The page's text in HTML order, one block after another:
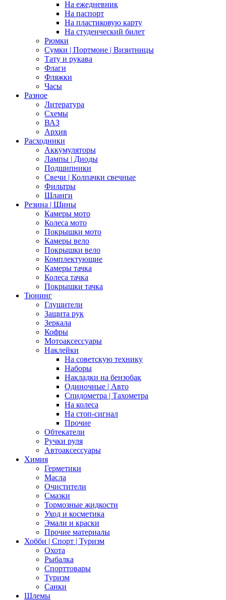
На ежедневник
На паспорт
На пластиковую карту
На студенческий билет
Рюмки
Сумки | Портмоне | Визитницы
Тату и рукава
Флаги
Фляжки
Часы
Разное
Литература
Схемы
ВАЗ
Архив
Расходники
Аккумуляторы
Лампы | Диоды
Подшипники
Свечи | Колпачки свечные
Фильтры
Шланги
Резина | Шины
Камеры мото
Колеса мото
Покрышки мото
Камеры вело
Покрышки вело
Комплектующие
Камеры тачка
Колеса тачка
Покрышки тачка
Тюнинг
Глушители
Защита рук
Зеркала
Кофры
Мотоаксессуары
Наклейки
На советскую технику
Наборы
Накладки на бензобак
Одиночные | Авто
Спидометра | Тахометра
На колеса
На стоп-сигнал
Прочие
Обтекатели
Ручки руля
Автоаксессуары
Химия
Герметики
Масла
Очистители
Смазки
Тормозные жидкости
Уход и косметика
Эмали и краски
Прочие материалы
Хобби | Cпорт | Туризм
Охота
Рыбалка
Спорттовары
Туризм
Санки
Шлемы